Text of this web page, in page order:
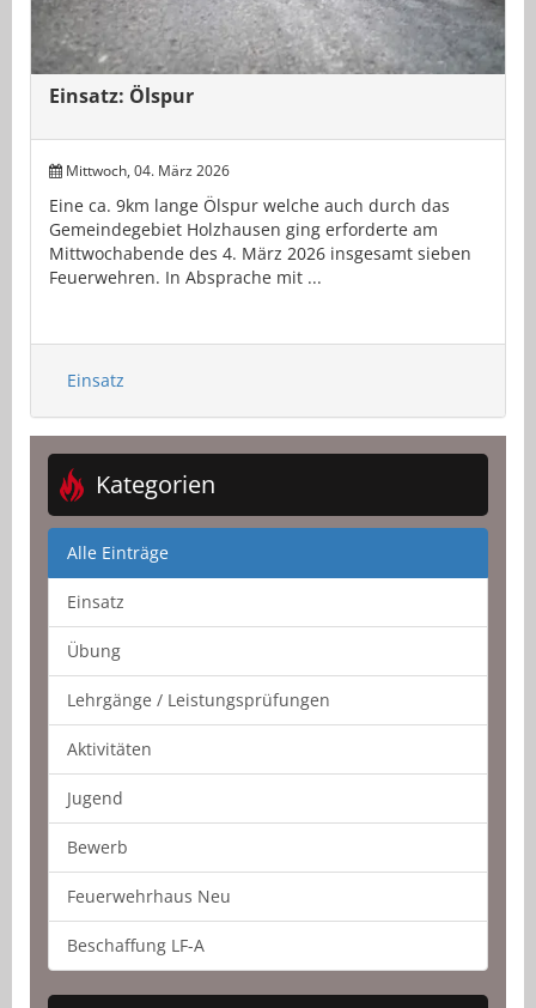
Einsatz: Ölspur
Mittwoch, 04. März 2026
Eine ca. 9km lange Ölspur welche auch durch das
Gemeindegebiet Holzhausen ging erforderte am
Mittwochabende des 4. März 2026 insgesamt sieben
Feuerwehren. In Absprache mit ...
Einsatz
Kategorien
Alle Einträge
Einsatz
Übung
Lehrgänge / Leistungsprüfungen
Aktivitäten
Jugend
Bewerb
Feuerwehrhaus Neu
Beschaffung LF-A